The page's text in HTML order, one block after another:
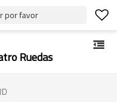
por favor
Ruedas